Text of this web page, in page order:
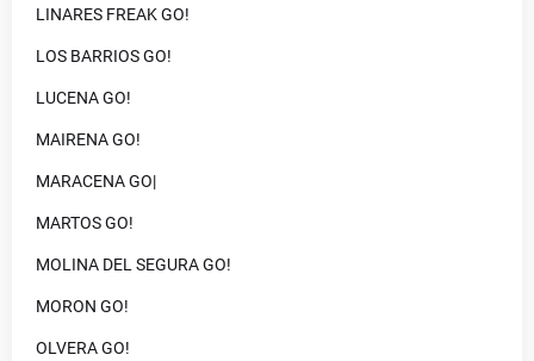
LINARES FREAK GO!
LOS BARRIOS GO!
LUCENA GO!
MAIRENA GO!
MARACENA GO|
MARTOS GO!
MOLINA DEL SEGURA GO!
MORON GO!
OLVERA GO!